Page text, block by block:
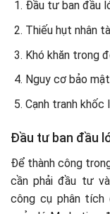
Đầu tư ban đầu
Thiếu hụt nhân
Khó khăn trong
Nguy cơ bảo
Cạnh tranh khốc
Đầu tư ban đầu
Để thành công
cần phải đầu tư
công cụ phân tích